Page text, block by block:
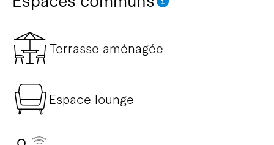
Terrasse aménagée
Espace lounge